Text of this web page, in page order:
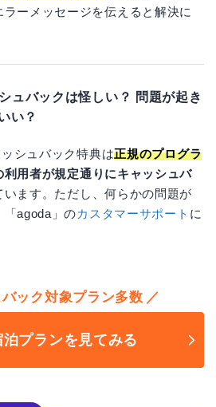
ラーメッセージを伝えると解決に
ュバックは怪しい？ 問題が起き
い？
ッシュバック特典は正規のプログラ
利用者が規定通りにキャッシュバ
います。ただし、何らかの問題が
「agoda」のカスタマーサポート に
ック対象プラン多数
プランを見てみる